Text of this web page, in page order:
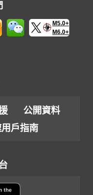
M5.0+
M6.0+
公開資料
戶指南